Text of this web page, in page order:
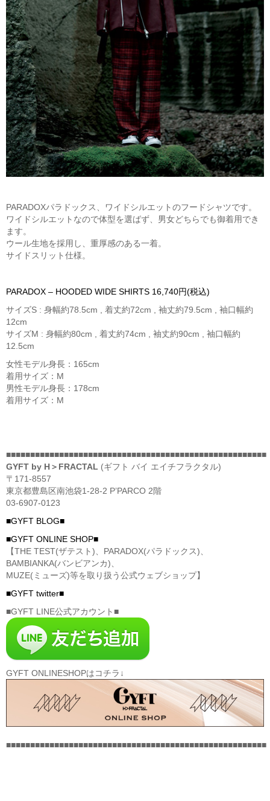
PARADOXパラドックス、ワイドシルエットのフードシャツです。
ワイドシルエットなので体型を選ばず、男女どちらでも御着用でき
ます。
ウール生地を採用し、重厚感のある一着。
サイドスリット仕様。
PARADOX – HOODED WIDE SHIRTS 16,740円(税込)
サイズS : 身幅約78.5cm , 着丈約72cm , 袖丈約79.5cm , 袖口幅約
12cm
サイズM : 身幅約80cm , 着丈約74cm , 袖丈約90cm , 袖口幅約
12.5cm
女性モデル身長：165cm
着用サイズ：M
男性モデル身長：178cm
着用サイズ：M
■■■■■■■■■■■■■■■■■■■■■■■■■■■■■■■■■■■■■■■■■■■■■■■■■■■■■■
GYFT by H＞FRACTAL (ギフト バイ エイチフラクタル)
〒171-8557
東京都豊島区南池袋1-28-2 P’PARCO 2階
03-6907-0123
■GYFT BLOG■
■GYFT ONLINE SHOP■
【THE TEST(ザテスト)、PARADOX(パラドックス)、
BAMBIANKA(バンビアンカ)、
MUZE(ミューズ)等を取り扱う公式ウェブショップ】
■GYFT twitter■
■GYFT LINE公式アカウント■
GYFT ONLINESHOPはコチラ↓
■■■■■■■■■■■■■■■■■■■■■■■■■■■■■■■■■■■■■■■■■■■■■■■■■■■■■■